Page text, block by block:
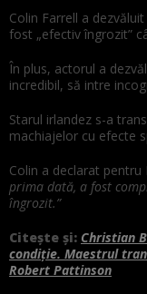
Colin Farrell a
fost „efectiv îngrozit”
În plus, actorul a
incredibil, să intre
Starul irlandez s-a
machiajelor cu efecte
Colin a declarat pentru
prima dată, a fost
îngrozit.”
Citește și: Christian
condiție. Maestrul
Robert Pattinson